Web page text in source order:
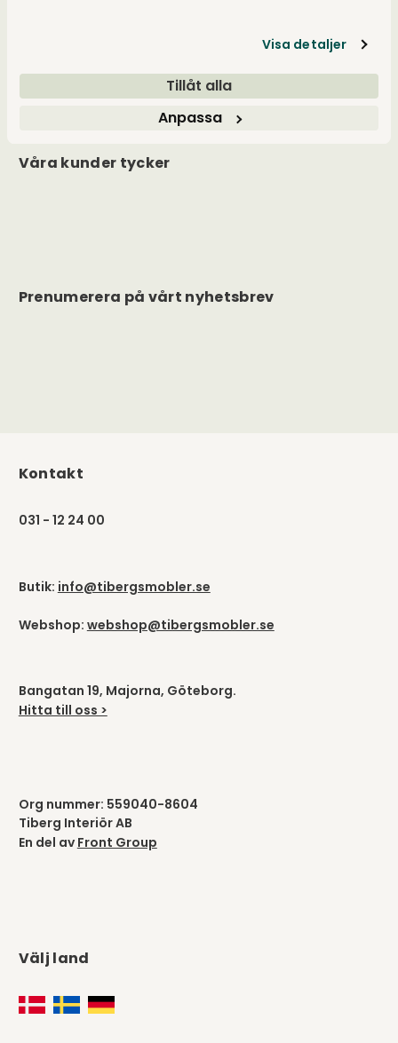
Visa detaljer
Tillåt alla
Anpassa
Våra kunder tycker
Prenumerera på vårt nyhetsbrev
Kontakt
031 - 12 24 00
Butik: info@tibergsmobler.se
Webshop: webshop@tibergsmobler.se
Bangatan 19, Majorna, Göteborg.
Hitta till oss >
Org nummer: 559040-8604
Tiberg Interiör AB
En del av Front Group
Välj land